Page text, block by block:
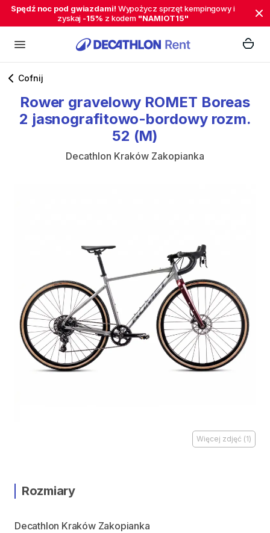
Spędź noc pod gwiazdami! Wypożycz sprzęt kempingowy i
zyskaj -15% z kodem "NAMIOT15"
Cofnij
Rower gravelowy ROMET Boreas
2 jasnografitowo-bordowy rozm.
52 (M)
Decathlon Kraków Zakopianka
Więcej zdjęć (1)
Rozmiary
Decathlon Kraków Zakopianka